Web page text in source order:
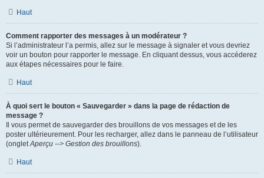
Haut
Comment rapporter des messages à un modérateur ?
Si l’administrateur l’a permis, allez sur le message à signaler et vous devriez
voir un bouton pour rapporter le message. En cliquant dessus, vous accéderez
aux étapes nécessaires pour le faire.
Haut
À quoi sert le bouton « Sauvegarder » dans la page de rédaction de
message ?
Il vous permet de sauvegarder des brouillons de vos messages et de les
poster ultérieurement. Pour les recharger, allez dans le panneau de l’utilisateur
(ongletAperçu --> Gestion des brouillons).
Haut